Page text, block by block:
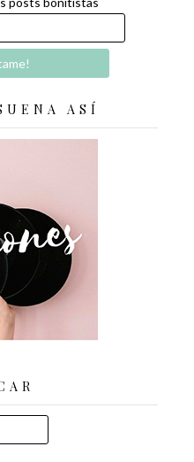
ASÍ